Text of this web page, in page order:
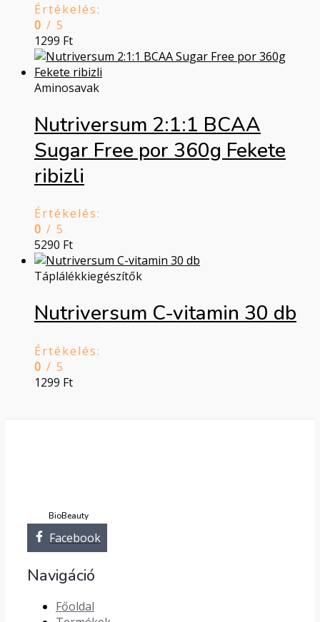
Értékelés:
0 / 5
1299 Ft
Aminosavak
Nutriversum 2:1:1 BCAA
Sugar Free por 360g Fekete
ribizli
Értékelés:
0 / 5
5290 Ft
Táplálékkiegészítők
Nutriversum C-vitamin 30 db
Értékelés:
0 / 5
1299 Ft
BioBeauty
Facebook
Navigáció
Főoldal